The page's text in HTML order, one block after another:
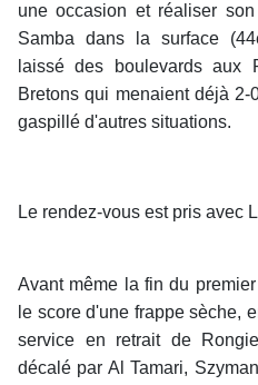
une occasion et réaliser
Samba dans la surface
laissé des boulevards aux
Bretons qui menaient déjà
gaspillé d'autres situations.
Le rendez-vous est pris avec
Avant même la fin du
le score d'une frappe sèche,
service en retrait de
décalé par Al Tamari,